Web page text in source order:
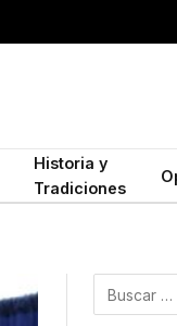
Historia y
Tradiciones